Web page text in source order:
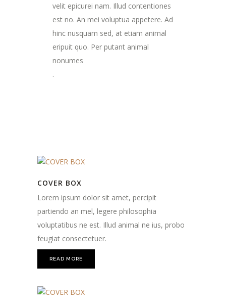
velit epicurei nam. Illud contentiones
est no. An mei voluptua appetere. Ad
hinc nusquam sed, at etiam animal
eripuit quo. Per putant animal
nonumes
.
COVER BOX
Lorem ipsum dolor sit amet, percipit
partiendo an mel, legere philosophia
voluptatibus ne est. Illud animal ne ius, probo
feugiat consectetuer.
READ MORE